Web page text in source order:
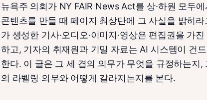
뉴욕주 의회가 NY FAIR News Act를 상·하원 모두
콘텐츠를 만들 때 페이지 최상단에 그 사실을 밝히
가 생성한 기사·오디오·이미지·영상은 편집권을 가
하고, 기자의 취재원과 기밀 자료는 AI 시스템이 건
한다. 이 글은 그 세 겹의 의무가 무엇을 규정하는지
의 라벨링 의무와 어떻게 갈라지는지를 본다.